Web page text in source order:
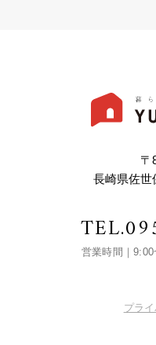
〒
長崎県佐世
TEL.
営業時間｜
プラ